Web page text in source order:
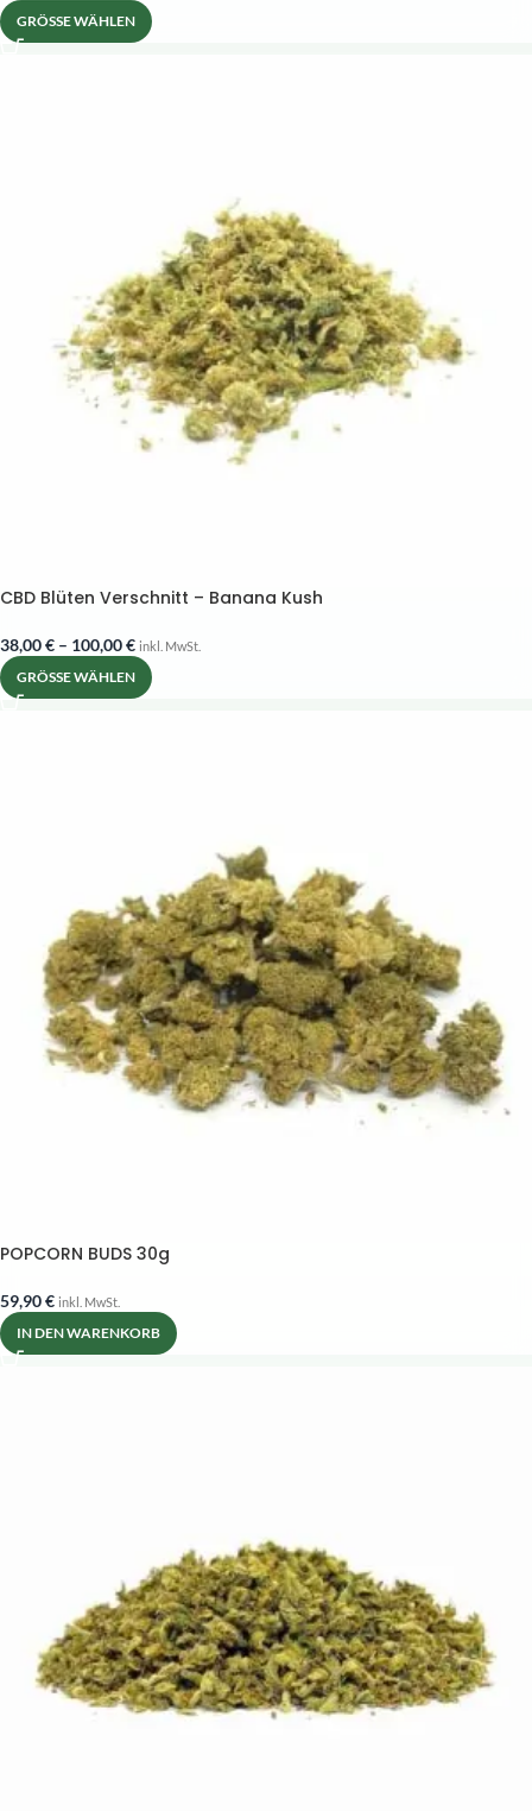
GRÖSSE WÄHLEN
CBD Blüten Verschnitt – Banana Kush
38,00€ – 100,00€ inkl. MwSt.
GRÖSSE WÄHLEN
POPCORN BUDS 30g
59,90€ inkl. MwSt.
IN DEN WARENKORB